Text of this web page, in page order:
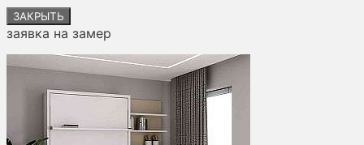
ЗАКРЫТЬ
заявка на замер